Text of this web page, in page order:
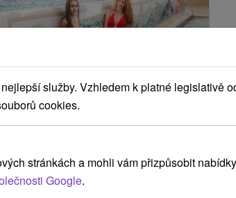
na Zemplínské Šíravě:
wellness, pohoda
služby. Vzhledem k platné legislativě
cookies.
stránkách a mohli vám přizpůsobit
Google.